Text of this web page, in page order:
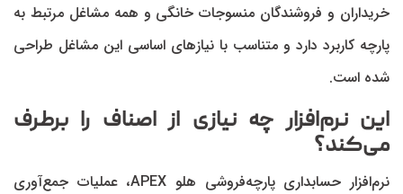
خریداران و فروشندگان منسوجات خانگی و همه مشاغل مرتبط به
پارچه کاربرد دارد و متناسب با نیازهای اساسی این مشاغل طراحی
شده است.
این نرم‌افزار چه نیازی از اصناف را برطرف
می‌کند؟
نرم‌افزار حسابداری پارچه‌فروشی هلو APEX، عملیات جمع‌‌آوری